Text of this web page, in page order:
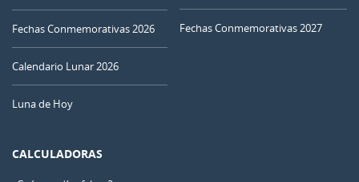
Fechas Conmemorativas 2026
Calendario Lunar 2026
Luna de Hoy
Fechas Conmemorativas 2027
CALCULADORAS